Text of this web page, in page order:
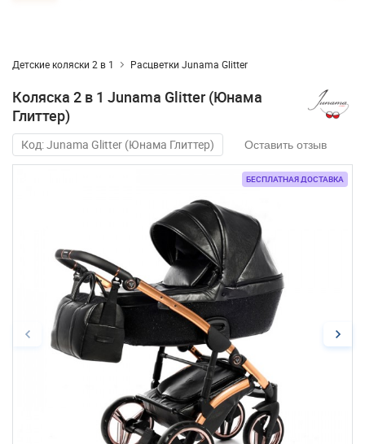
Детские коляски 2 в 1 Расцветки Junama Glitter
Коляска 2 в 1 Junama Glitter (Юнама
Глиттер)
Код: Junama Glitter (Юнама Глиттер) Оставить отзыв
БЕСПЛАТНАЯ ДОСТАВКА
БЕСПЛАТНАЯ ДОСТАВКА
БЕСПЛАТНАЯ ДОСТАВКА
БЕСПЛАТНАЯ ДОСТАВКА
БЕСПЛАТНАЯ ДОСТАВКА
БЕСПЛАТНАЯ ДОСТАВКА
БЕСПЛАТНАЯ ДОСТАВКА
БЕСПЛАТНАЯ ДОСТАВКА
БЕСПЛАТНАЯ ДОСТАВКА
БЕСПЛАТНАЯ ДОСТАВКА
БЕСПЛАТНАЯ ДОСТАВКА
БЕСПЛАТНАЯ ДОСТАВКА
БЕСПЛАТНАЯ ДОСТАВКА
БЕСПЛАТНАЯ ДОСТАВКА